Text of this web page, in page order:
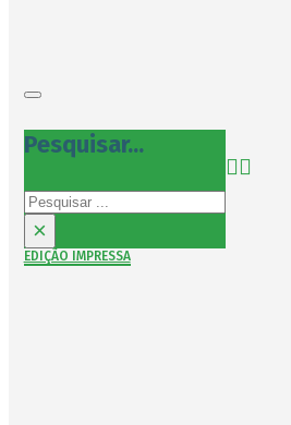
Pesquisar...
Pesquisar
×
EDIÇÃO IMPRESSA